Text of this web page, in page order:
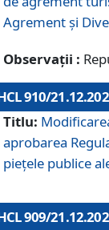
Agrement și
Observații :
910/
Titlu:
aprobarea
piețele publice
909/